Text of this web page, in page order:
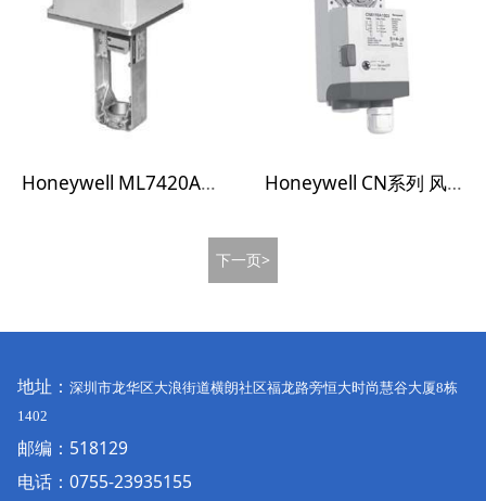
Honeywell ML7420A/ML7421A B/ML7425A型 电动阀门执行器 Honeywell CN系列 风阀执行器
下一页>
地址： 深圳市龙华区大浪街道横朗社区福龙路旁恒大时尚慧谷大厦8栋
1402
邮编：518129
电话： 0755-23935155